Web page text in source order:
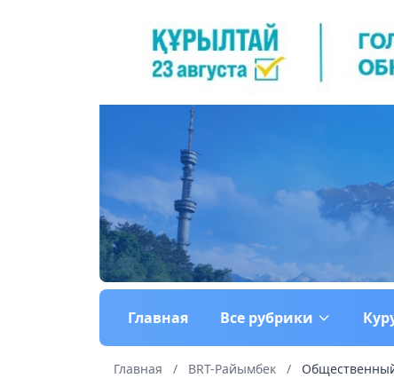
Главная Все рубрики
Главная / BRT-Райымбек /